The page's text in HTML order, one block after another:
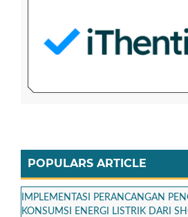
POPULARS ARTICLE
IMPLEMENTASI PERANCANGAN
KONSUMSI ENERGI LISTRIK DARI